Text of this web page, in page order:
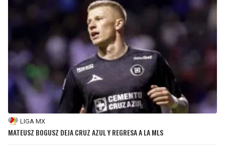
LIGA MX
MATEUSZ BOGUSZ DEJA CRUZ AZUL Y REGRESA A LA MLS